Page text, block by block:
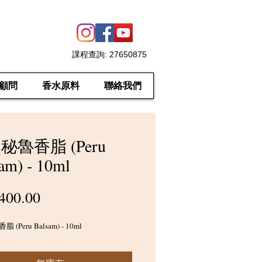
課程查詢: 27650875
問 香水原料 聯絡我們
魯香脂 (Peru
- 10ml
價
脂 (Peru Balsam) - 10ml